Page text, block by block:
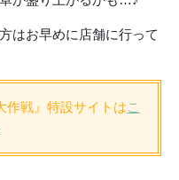
はお早めに店舗に行って
作戦』特設サイトはこ